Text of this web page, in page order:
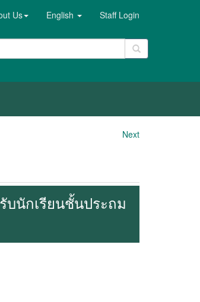
Us English Staff Login
Next
บนักเรียนชั้นประถม